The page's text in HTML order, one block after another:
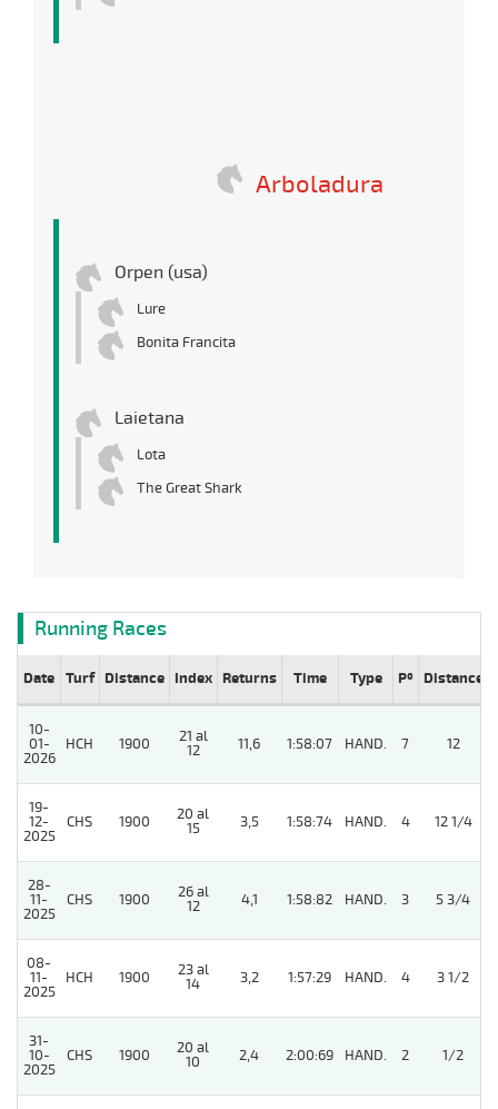
Arboladura
Orpen (usa)
Lure
Bonita Francita
Laietana
Lota
The Great Shark
Running Races
Date Turf Distance Index Returns Time Type Pº Distance
10-
01-
2026
HCH 1900
21 al
12
11,6 1:58:07 HAND. 7 12
19-
12-
2025
CHS 1900
20 al
15
3,5 1:58:74 HAND. 4 12 1/4
28-
11-
2025
CHS 1900
26 al
12
4,1 1:58:82 HAND. 3 5 3/4
08-
11-
2025
HCH 1900
23 al
14
3,2 1:57:29 HAND. 4 3 1/2
31-
10-
2025
CHS 1900
20 al
10
2,4 2:00:69 HAND. 2 1/2